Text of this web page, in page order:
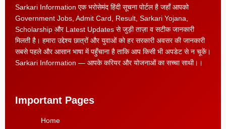
Sarkari Information एक भरोसेमंद हिंदी सूचना पोर्टल है जहाँ आपको
Government Jobs, Admit Card, Result, Sarkari Yojana,
Scholarship और Latest Updates से जुड़ी ताज़ा व सटीक जानकारी
मिलती है। हमारा उद्देश्य छात्रों और युवाओं को हर सरकारी अवसर की जानकारी
सबसे पहले और आसान भाषा में पहुँचाना है ताकि आप किसी भी अपडेट से न चूकें।
Sarkari Information — आपके करियर और योजनाओं का सच्चा साथी।।
Important Pages
Home